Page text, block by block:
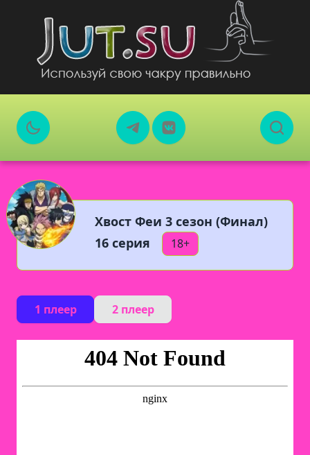
Хвост Феи 3 сезон (Финал)
16 серия
18+
1 плеер 2 плеер